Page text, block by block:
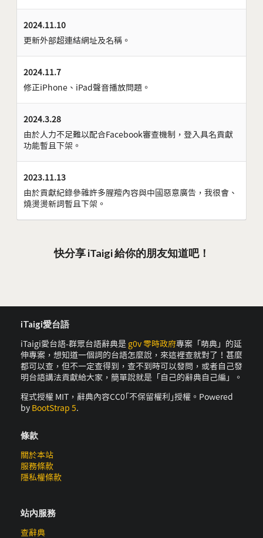
2024.11.10
更新外部超連結網址及名稱。
2024.11.7
修正iPhone、iPad聲音播放問題。
2024.3.28
由於人力不足難以配合Facebook審查機制，登入具名貢獻
功能暫且下架。
2023.11.13
由於貢獻紀錄參雜許多腥羶內容與中國惡意廣告，我很會、
燒燙燙新詞暫且下架。
快分享 iTaigi 給你的朋友知道吧！
iTaigi愛台語
iTaigi愛台語-群眾台語辭典是 g0v 零時政府專案「萌典」的延
伸專案，想知道一個詞的台語怎麼說，來這裡查就對了！甚麼
都可以查，但不一定查得到，查不到時可以發問，或者自己發
明台語講法貢獻給大家，簡單說就是「自己的辭典自己編」。
程式授權 MIT，辭典內容CC0｢不保留權利｣授權。Powered
by BootStrap 5.
條款
關於本站
服務條款
隱私權條款
站內服務
查辭典